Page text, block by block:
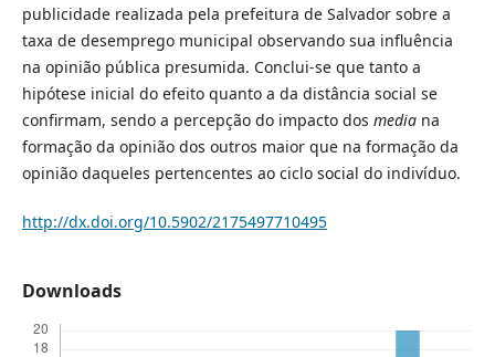
publicidade realizada pela prefeitura de Salvador sobre a
taxa de desemprego municipal observando sua influência
na opinião pública presumida. Conclui-se que tanto a
hipótese inicial do efeito quanto a da distância social se
confirmam, sendo a percepção do impacto dos media na
formação da opinião dos outros maior que na formação da
opinião daqueles pertencentes ao ciclo social do indivíduo.
http://dx.doi.org/10.5902/2175497710495
Downloads